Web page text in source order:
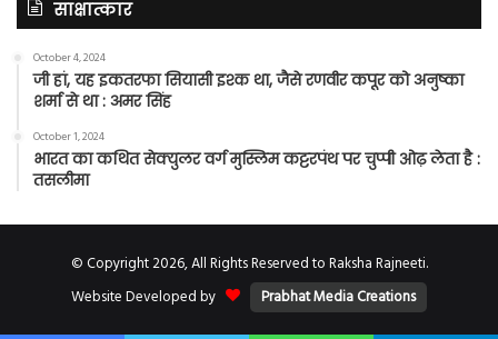
साक्षात्कार
October 4, 2024
जी हां, यह इकतरफा सियासी इश्क था, जैसे रणवीर कपूर को अनुष्का
शर्मा से था : अमर सिंह
October 1, 2024
भारत का कथित सेक्युलर वर्ग मुस्लिम कट्टरपंथ पर चुप्पी ओढ़ लेता है :
तसलीमा
© Copyright 2026, All Rights Reserved to Raksha Rajneeti.
Website Developed by
Prabhat Media Creations